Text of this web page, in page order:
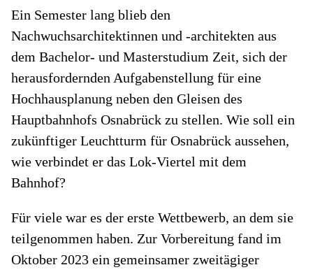
Ein Semester lang blieb den
Nachwuchsarchitektinnen und -architekten aus
dem Bachelor- und Masterstudium Zeit, sich der
herausfordernden Aufgabenstellung für eine
Hochhausplanung neben den Gleisen des
Hauptbahnhofs Osnabrück zu stellen. Wie soll ein
zukünftiger Leuchtturm für Osnabrück aussehen,
wie verbindet er das Lok-Viertel mit dem
Bahnhof?
Für viele war es der erste Wettbewerb, an dem sie
teilgenommen haben. Zur Vorbereitung fand im
Oktober 2023 ein gemeinsamer zweitägiger